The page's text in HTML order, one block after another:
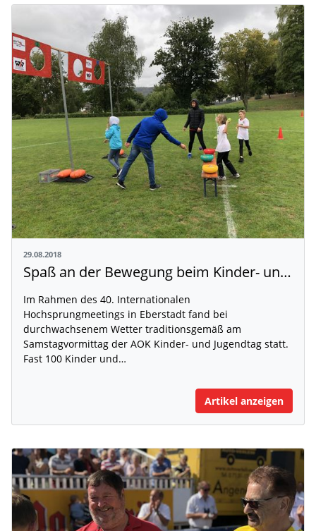
29.08.2018
Spaß an der Bewegung beim Kinder- und Jugendtag in Eberstadt
Im Rahmen des 40. Internationalen
Hochsprungmeetings in Eberstadt fand bei
durchwachsenem Wetter traditionsgemäß am
Samstagvormittag der AOK Kinder- und Jugendtag statt.
Fast 100 Kinder und…
Artikel anzeigen